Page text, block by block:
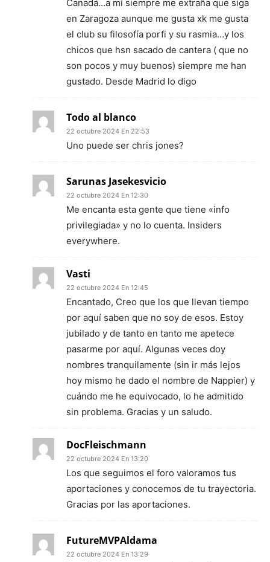
Canadá…a mí siempre me extraña que siga
en Zaragoza aunque me gusta xk me gusta
el club su filosofía porfi y su rasmia…y los
chicos que hsn sacado de cantera ( que no
son pocos y muy buenos) siempre me han
gustado. Desde Madrid lo digo
Todo al blanco
22 octubre 2024 En 22:53
Uno puede ser chris jones?
Sarunas Jasekesvicio
22 octubre 2024 En 12:30
Me encanta esta gente que tiene «info
privilegiada» y no lo cuenta. Insiders
everywhere.
Vasti
22 octubre 2024 En 12:45
Encantado, Creo que los que llevan tiempo
por aquí saben que no soy de esos. Estoy
jubilado y de tanto en tanto me apetece
pasarme por aquí. Algunas veces doy
nombres tranquilamente (sin ir más lejos
hoy mismo he dado el nombre de Nappier) y
cuándo me he equivocado, lo he admitido
sin problema. Gracias y un saludo.
DocFleischmann
22 octubre 2024 En 13:20
Los que seguimos el foro valoramos tus
aportaciones y conocemos de tu trayectoria.
Gracias por las aportaciones.
FutureMVPAldama
22 octubre 2024 En 13:29